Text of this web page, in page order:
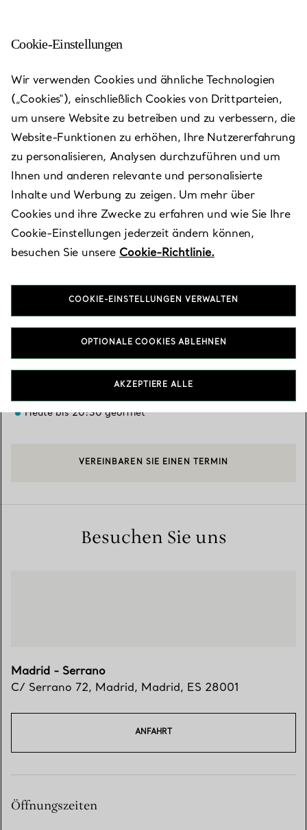
Madrid -
Serrano
Heute bis 20:30 geöffnet
VEREINBAREN SIE EINEN TERMIN
Besuchen Sie uns
Madrid - Serrano
C/ Serrano 72, Madrid, Madrid, ES 28001
ANFAHRT
Öffnungszeiten
Cookie-Einstellungen
Wir verwenden Cookies und ähnliche Technologien
(„Cookies“), einschließlich Cookies von Drittparteien,
um unsere Website zu betreiben und zu verbessern, die
Website-Funktionen zu erhöhen, Ihre Nutzererfahrung
zu personalisieren, Analysen durchzuführen und um
Ihnen und anderen relevante und personalisierte
Inhalte und Werbung zu zeigen. Um mehr über
Cookies und ihre Zwecke zu erfahren und wie Sie Ihre
Cookie-Einstellungen jederzeit ändern können,
besuchen Sie unsere Cookie-Richtlinie.
COOKIE-EINSTELLUNGEN VERWALTEN
OPTIONALE COOKIES ABLEHNEN
AKZEPTIERE ALLE